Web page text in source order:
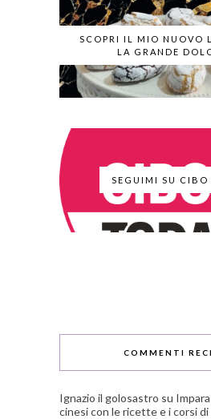
SCOPRI IL MIO NUOVO
LA GRANDE
SEGUIMI SU CIBO
COMMENTI
Ignazio il golosastro su
cinesi con le ricette e i corsi